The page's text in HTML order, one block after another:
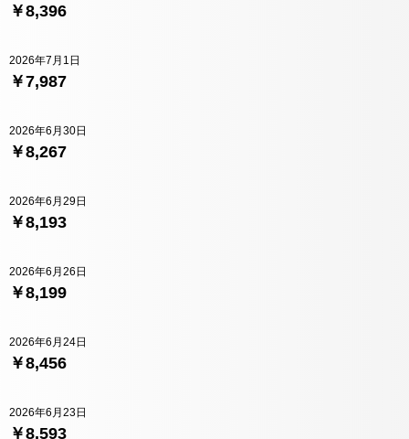
￥8,396
￥7,987
2026年7月1日
￥8,267
2026年6月30日
￥8,193
2026年6月29日
￥8,199
2026年6月26日
￥8,456
2026年6月24日
￥8,593
2026年6月23日